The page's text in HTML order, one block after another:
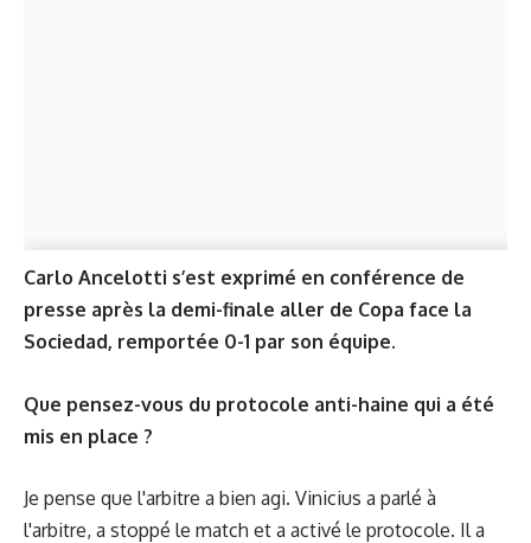
Carlo Ancelotti s’est exprimé en conférence de
presse après la demi-finale aller de Copa face la
Sociedad, remportée 0-1 par son équipe.
Que pensez-vous du protocole anti-haine qui a été
mis en place ?
Je pense que l'arbitre a bien agi. Vinicius a parlé à
l'arbitre, a stoppé le match et a activé le protocole. Il a